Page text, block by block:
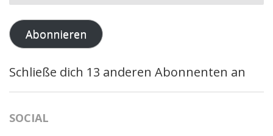
Adresse
Abonnieren
Schließe dich 13 anderen Abonnenten an
SOCIAL